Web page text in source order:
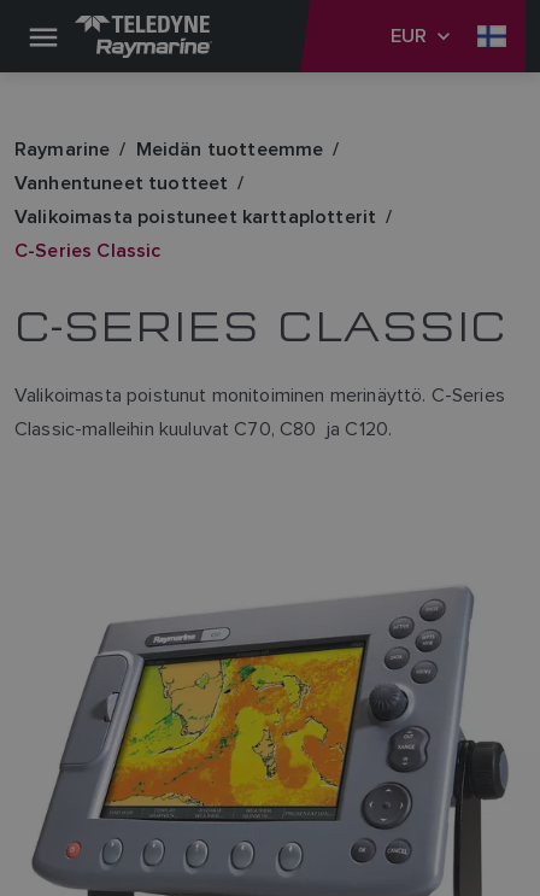
EUR
Raymarine
Meidän tuotteemme
Vanhentuneet tuotteet
Valikoimasta poistuneet karttaplotterit
C-Series Classic
C-SERIES CLASSIC
Valikoimasta poistunut monitoiminen merinäyttö. C-Series
Classic-malleihin kuuluvat C70, C80 ja C120.